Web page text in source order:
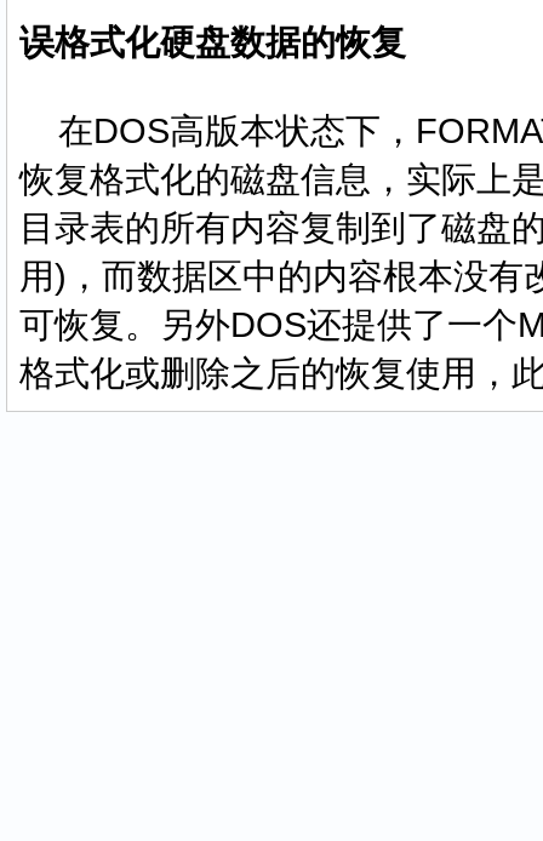
误格式化硬盘数据的恢复
在DOS高版本状态下，
恢复格式化的磁盘信息，实际上
目录表的所有内容复制到了磁盘
用)，而数据区中的内容根本没
可恢复。另外DOS还提供了一个
格式化或删除之后的恢复使用，